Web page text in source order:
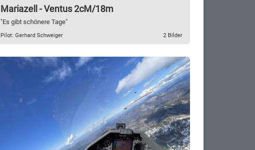
Mariazell - Ventus 2cM/18m
"Es gibt schönere Tage"
Pilot: Gerhard Schweiger 2 Bilder